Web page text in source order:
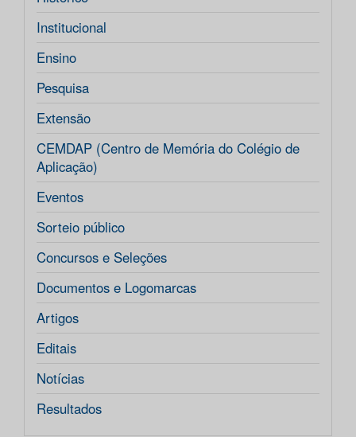
Institucional
Ensino
Pesquisa
Extensão
CEMDAP (Centro de Memória do Colégio de
Aplicação)
Eventos
Sorteio público
Concursos e Seleções
Documentos e Logomarcas
Artigos
Editais
Notícias
Resultados